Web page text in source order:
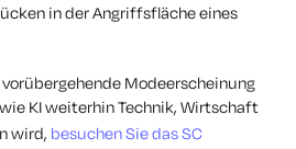
in der Angriffsfläche eines
vorübergehende Modeerscheinung
KI weiterhin Technik, Wirtschaft
wird, besuchen Sie das SC